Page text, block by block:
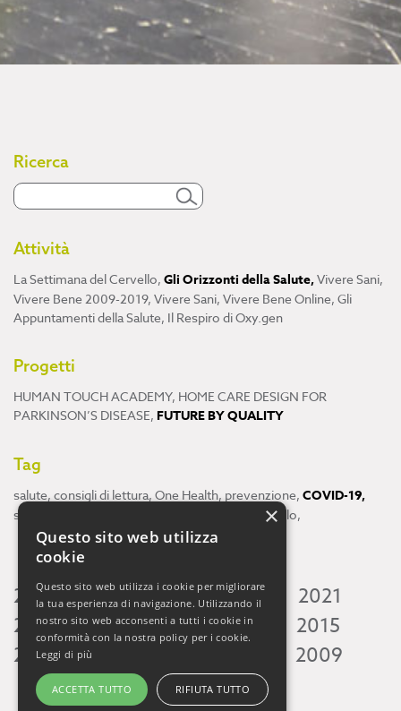
Ricerca
Attività
La Settimana del Cervello, Gli Orizzonti della Salute,Vivere Sani,
Vivere Bene 2009-2019, Vivere Sani, Vivere Bene Online, Gli
Appuntamenti della Salute, Il Respiro di Oxy.gen
Progetti
HUMAN TOUCH ACADEMY, HOME CARE DESIGN FOR
PARKINSON’S DISEASE, FUTURE BY QUALITY
Tag
salute, consigli di lettura, One Health, prevenzione, COVID-19,
scienza cervello,
2026 2025 2024 2023 2022
2021
2020 2019 2018 2017 2016
2015
2014 2013 2009
×
Questo sito web utilizza
cookie
Questo sito web utilizza i cookie per migliorare
la tua esperienza di navigazione. Utilizzando il
nostro sito web acconsenti a tutti i cookie in
conformità con la nostra policy per i cookie.
Leggi di più
ACCETTA TUTTO RIFIUTA TUTTO